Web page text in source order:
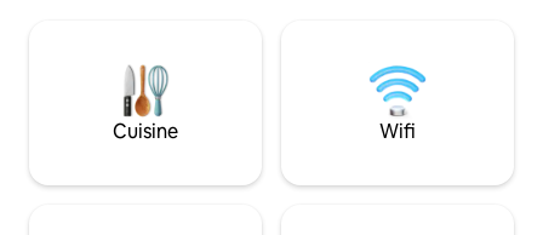
3 personnes. Convient pour des séjours
courts allant jusqu'à 12 semaines. Pas
d'animaux de compagnie, interdiction de
fumer à l'intérieur de la maison. Profitez
des repas, et la
située à
locales, des cafés
sommes
Springs !
Cuisine Wifi